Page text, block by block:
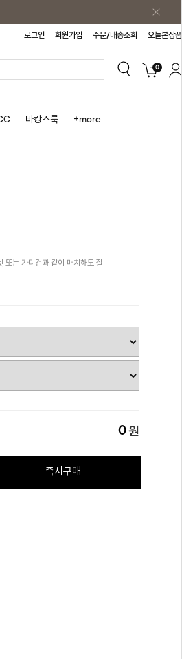
로그인 회원가입 주문/배송조회 오늘본상품
0
바캉스룩 +more
또는 가디건과 같이 매치해도 잘
0원
즉시구매